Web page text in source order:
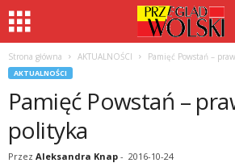
Strona główna AKTUALNOŚCI Pamięć Powstań –
AKTUALNOŚCI
Pamięć Powstań –
polityka
Przez Aleksandra Knap - 2016-10-24